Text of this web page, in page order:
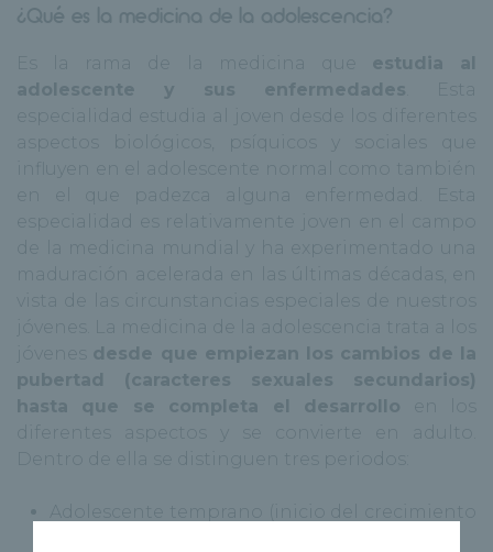
¿Qué es la medicina de la adolescencia?
Es la rama de la medicina que
estudia al
adolescente y sus enfermedades . Esta
especialidad estudia al joven desde los diferentes
aspectos biológicos, psíquicos y sociales que
influyen en el adolescente normal como también
en el que padezca alguna enfermedad. Esta
especialidad es relativamente joven en el campo
de la medicina mundial y ha experimentado una
maduración acelerada en las últimas décadas, en
vista de las circunstancias especiales de nuestros
jóvenes. La medicina de la adolescencia trata a los
jóvenes desde que empiezan los cambios de la
pubertad (caracteres sexuales secundarios)
hasta que se completa el desarrollo en los
diferentes aspectos y se convierte en adulto.
Dentro de ella se distinguen tres periodos:
Adolescente temprano (inicio del crecimiento